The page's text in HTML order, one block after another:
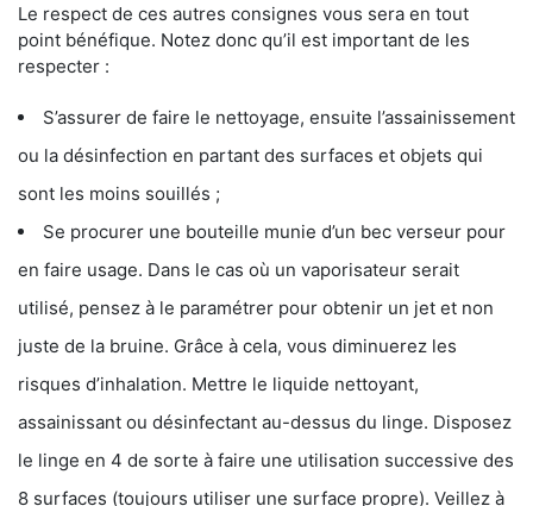
Le respect de ces autres consignes vous sera en tout
point bénéfique. Notez donc qu’il est important de les
respecter :
S’assurer de faire le nettoyage, ensuite l’assainissement
ou la désinfection en partant des surfaces et objets qui
sont les moins souillés ;
Se procurer une bouteille munie d’un bec verseur pour
en faire usage. Dans le cas où un vaporisateur serait
utilisé, pensez à le paramétrer pour obtenir un jet et non
juste de la bruine. Grâce à cela, vous diminuerez les
risques d’inhalation. Mettre le liquide nettoyant,
assainissant ou désinfectant au-dessus du linge. Disposez
le linge en 4 de sorte à faire une utilisation successive des
8 surfaces (toujours utiliser une surface propre). Veillez à